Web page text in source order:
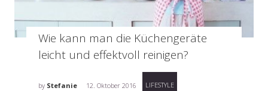
Wie kann man die Küchengeräte
leicht und effektvoll reinigen?
by Stefanie 12. Oktober 2016 LIFESTYLE